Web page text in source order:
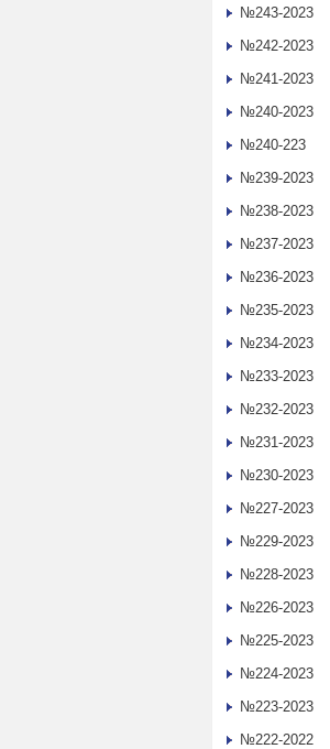
№243-2023
№242-2023
№241-2023
№240-2023
№240-223
№239-2023
№238-2023
№237-2023
№236-2023
№235-2023
№234-2023
№233-2023
№232-2023
№231-2023
№230-2023
№227-2023
№229-2023
№228-2023
№226-2023
№225-2023
№224-2023
№223-2023
№222-2022